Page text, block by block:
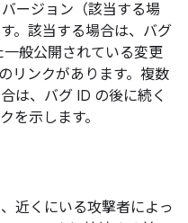
ージョン（該当する場
。該当する場合は、バグ
般公開されている変更
リンクがあります。複数
は、バグ ID の後に続く
を示します。
近くにいる攻撃者によっ